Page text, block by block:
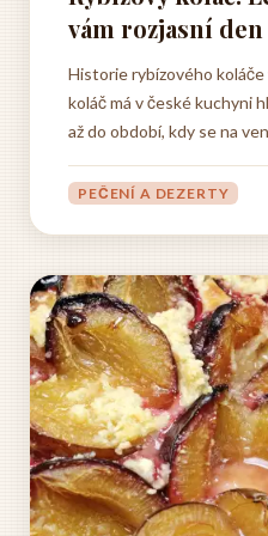
vám rozjasní den
Historie rybízového
koláč má v české kuchyni
až do období, kdy se na
či černý, patřil mezi
PEČENÍ A DEZERTY